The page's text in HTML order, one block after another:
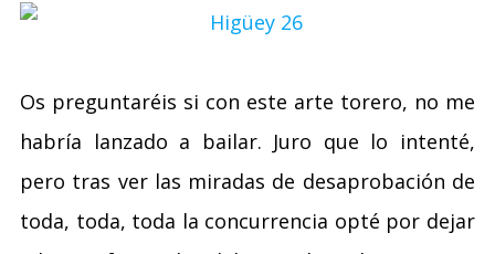
Os preguntaréis si con este arte torero, no me
habría lanzado a bailar. Juro que lo intenté,
pero tras ver las miradas de desaprobación de
toda, toda, toda la concurrencia opté por dejar